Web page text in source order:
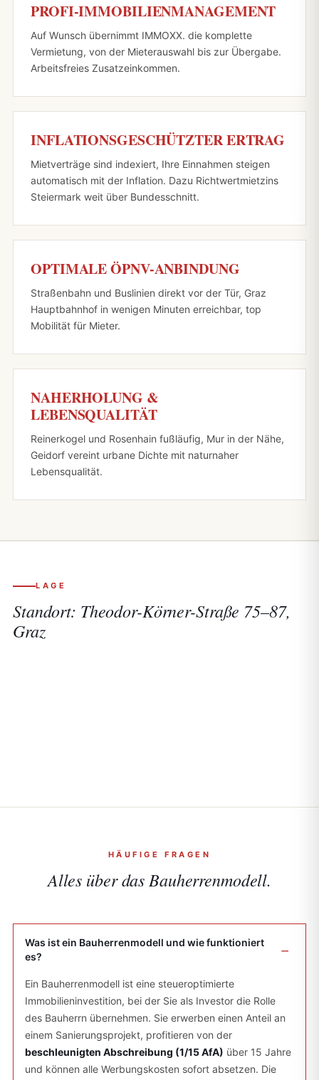
PROFI-IMMOBILIENMANAGEMENT
Auf Wunsch übernimmt IMMOXX. die komplette
Vermietung, von der Mieterauswahl bis zur Übergabe.
Arbeitsfreies Zusatzeinkommen.
INFLATIONSGESCHÜTZTER ERTRAG
Mietverträge sind indexiert, Ihre Einnahmen steigen
automatisch mit der Inflation. Dazu Richtwertmietzins
Steiermark weit über Bundesschnitt.
OPTIMALE ÖPNV-ANBINDUNG
Straßenbahn und Buslinien direkt vor der Tür, Graz
Hauptbahnhof in wenigen Minuten erreichbar, top
Mobilität für Mieter.
NAHERHOLUNG &
LEBENSQUALITÄT
Reinerkogel und Rosenhain fußläufig, Mur in der Nähe,
Geidorf vereint urbane Dichte mit naturnaher
Lebensqualität.
LAGE
Standort: Theodor-Körner-Straße 75–87,
Graz
HÄUFIGE FRAGEN
Alles über das Bauherrenmodell.
Was ist ein Bauherrenmodell und wie funktioniert
es?
Ein Bauherrenmodell ist eine steueroptimierte
Immobilieninvestition, bei der Sie als Investor die Rolle
des Bauherrn übernehmen. Sie erwerben einen Anteil an
einem Sanierungsprojekt, profitieren von der
beschleunigten Abschreibung (1/15 AfA) über 15 Jahre
und können alle Werbungskosten sofort absetzen. Die